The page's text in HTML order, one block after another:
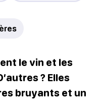
le vin et les
? Elles
bruyants et un